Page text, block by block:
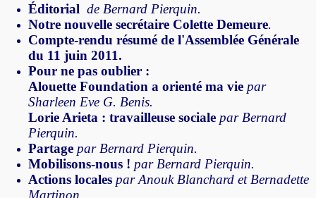
Éditorial de Bernard Pierquin.
Notre nouvelle secrétaire Colette Demeure.
Compte-rendu résumé de l'Assemblée Générale
du 11 juin 2011.
Pour ne pas oublier :
Alouette Foundation a orienté ma vie par
Sharleen Eve G. Benis.
Lorie Arieta : travailleuse sociale par Bernard
Pierquin.
Partage par Bernard Pierquin.
Mobilisons-nous ! par Bernard Pierquin.
Actions locales par Anouk Blanchard et Bernadette
Martinon.